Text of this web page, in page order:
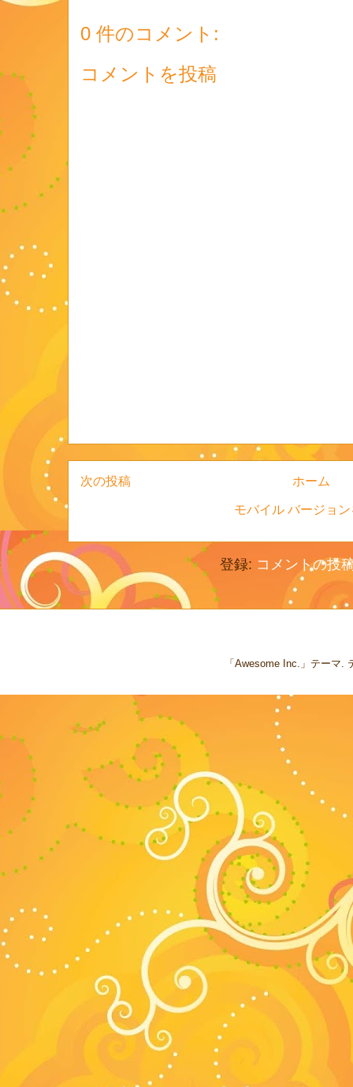
0 件のコメント:
コメントを投稿
次の投稿 ホーム
モバイル バージョ
登録: コメントの投
「Awesome Inc.」テーマ.